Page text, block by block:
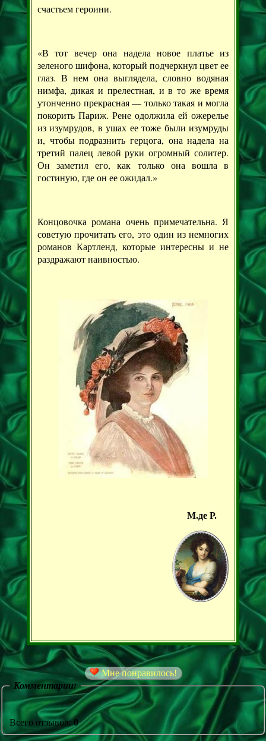
счастьем героини.
«В тот вечер она надела новое платье из
зеленого шифона, который подчеркнул цвет ее
глаз. В нем она выглядела, словно водяная
нимфа, дикая и прелестная, и в то же время
утонченно прекрасная — только такая и могла
покорить Париж. Рене одолжила ей ожерелье
из изумрудов, в ушах ее тоже были изумруды
и, чтобы подразнить герцога, она надела на
третий палец левой руки огромный солитер.
Он заметил его, как только она вошла в
гостиную, где он ее ожидал.»
Концовочка романа очень примечательна. Я
советую прочитать его, это один из немногих
романов Картленд, которые интересны и не
раздражают наивностью.
М.де Р.
Мне понравилось!
Комментарии:
Всего отзывов:0